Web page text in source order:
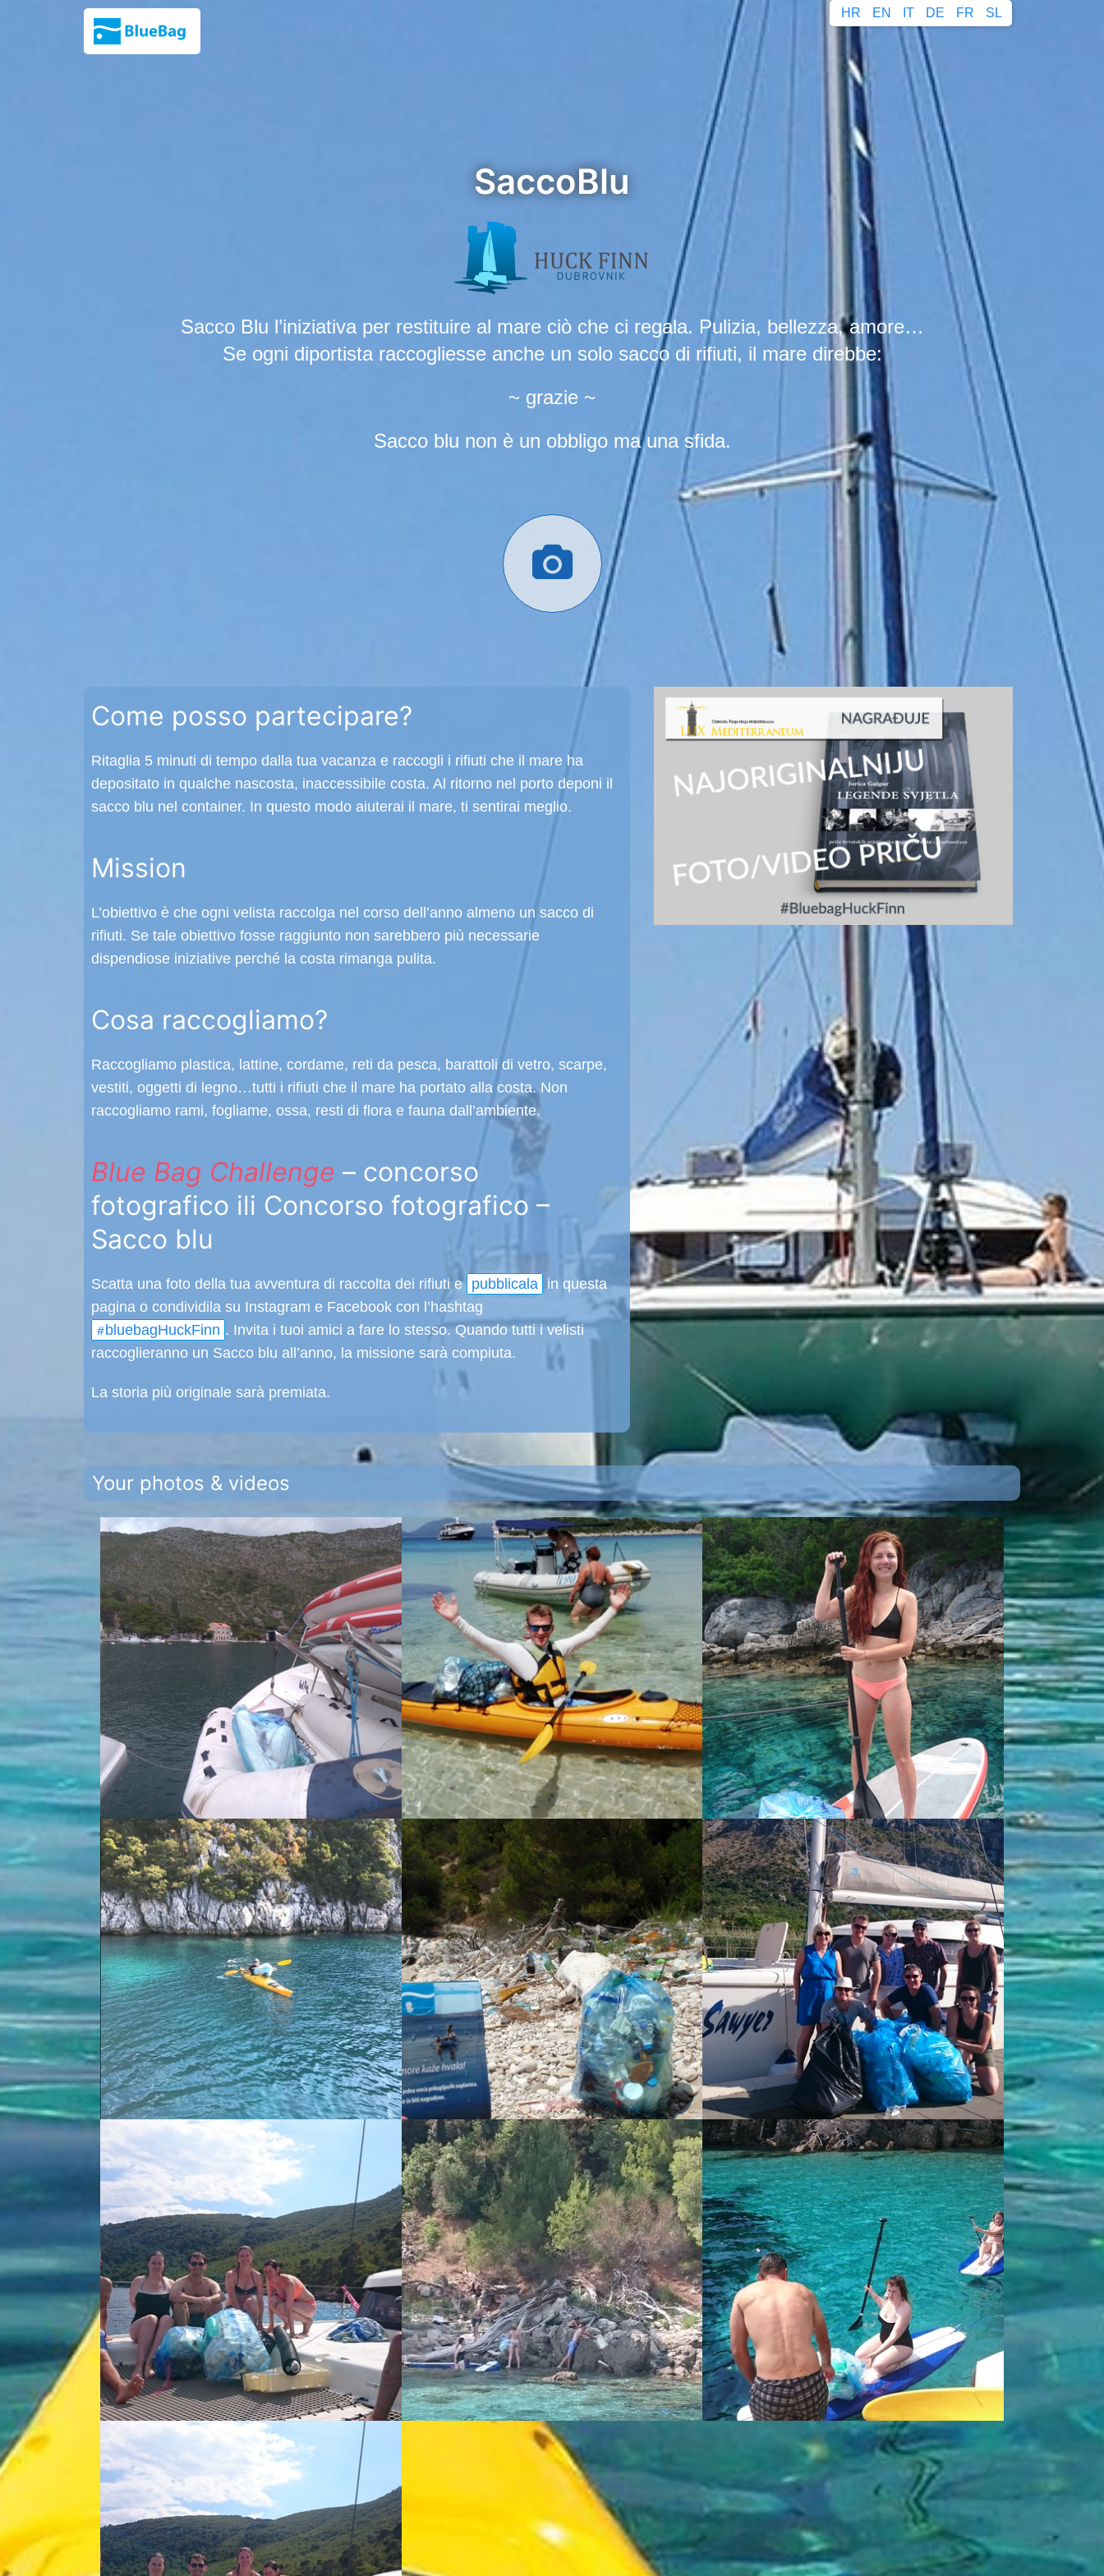
HR EN IT DE FR SL
SaccoBlu
Sacco Blu l’iniziativa per restituire al mare ciò che ci regala. Pulizia, bellezza, amore…
Se ogni diportista raccogliesse anche un solo sacco di rifiuti, il mare direbbe:
~ grazie ~
Sacco blu non è un obbligo ma una sfida.
Come posso partecipare?
Ritaglia 5 minuti di tempo dalla tua vacanza e raccogli i rifiuti che il mare ha
depositato in qualche nascosta, inaccessibile costa. Al ritorno nel porto deponi il
sacco blu nel container. In questo modo aiuterai il mare, ti sentirai meglio.
Mission
L’obiettivo è che ogni velista raccolga nel corso dell’anno almeno un sacco di
rifiuti. Se tale obiettivo fosse raggiunto non sarebbero più necessarie
dispendiose iniziative perché la costa rimanga pulita.
Cosa raccogliamo?
Raccogliamo plastica, lattine, cordame, reti da pesca, barattoli di vetro, scarpe,
vestiti, oggetti di legno…tutti i rifiuti che il mare ha portato alla costa. Non
raccogliamo rami, fogliame, ossa, resti di flora e fauna dall’ambiente.
Blue Bag Challenge – concorso
fotografico ili Concorso fotografico –
Sacco blu
Scatta una foto della tua avventura di raccolta dei rifiuti e pubblicala in questa
pagina o condividila su Instagram e Facebook con l’hashtag
#bluebagHuckFinn . Invita i tuoi amici a fare lo stesso. Quando tutti i velisti
raccoglieranno un Sacco blu all’anno, la missione sarà compiuta.
La storia più originale sarà premiata.
Your photos & videos
I sa ovog puta j ... - Buck Finn Lastovo Sa gostima na tu ... - Alex Being responsibl ... - Vlado
Paddling the blu ... - Kathy Cummings This is just one ... - Vlado Odribožić This crew just a ... - Vlado Odribožić
Gosti na Huck Fi ... - Vlado Odribožić Mljet National Park - Vlado Odribožić Mljet National Park - Vlado Odribožić